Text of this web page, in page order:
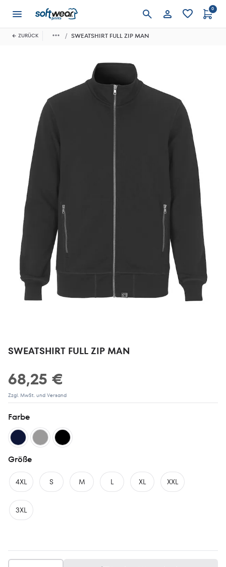
Anmelden
0
ZURÜCK SWEATSHIRT FULL ZIP MAN
SWEATSHIRT FULL ZIP MAN
68,25 €
Zzgl. MwSt. und Versand
Farbe
Größe
4XL S M L XL XXL
3XL